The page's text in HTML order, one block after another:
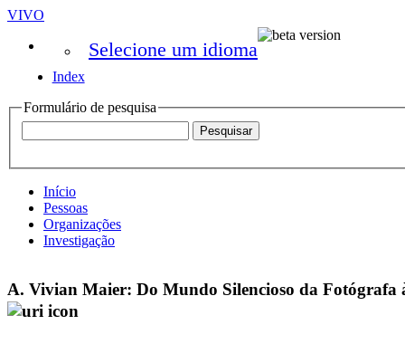
VIVO
Selecione um idioma
Index
Formulário de pesquisa
Início
Pessoas
Organizações
Investigação
A. Vivian Maier: Do Mundo Silencioso da